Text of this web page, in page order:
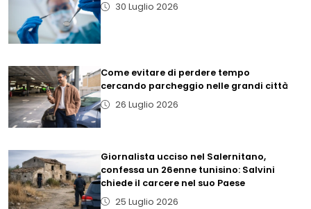
30 Luglio 2026
Come evitare di perdere tempo
cercando parcheggio nelle grandi città
26 Luglio 2026
Giornalista ucciso nel Salernitano,
confessa un 26enne tunisino: Salvini
chiede il carcere nel suo Paese
25 Luglio 2026